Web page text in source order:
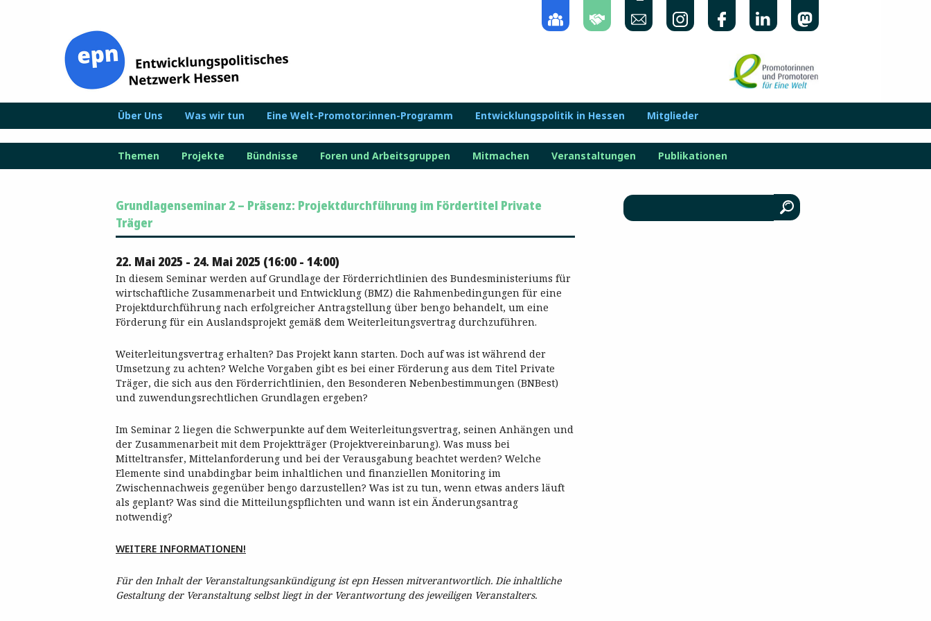
Über Uns Was wir tun Eine Welt-Promotor:innen-Programm Entwicklungspolitik in Hessen Mitglieder
Themen Projekte Bündnisse Foren und Arbeitsgruppen Mitmachen Veranstaltungen Publikationen
Grundlagenseminar 2 – Präsenz: Projektdurchführung im Fördertitel Private
Träger
22. Mai 2025 - 24. Mai 2025 (16:00 - 14:00)
In diesem Seminar werden auf Grundlage der Förderrichtlinien des Bundesministeriums für
wirtschaftliche Zusammenarbeit und Entwicklung (BMZ) die Rahmenbedingungen für eine
Projektdurchführung nach erfolgreicher Antragstellung über bengo behandelt, um eine
Förderung für ein Auslandsprojekt gemäß dem Weiterleitungsvertrag durchzuführen.
Weiterleitungsvertrag erhalten? Das Projekt kann starten. Doch auf was ist während der
Umsetzung zu achten? Welche Vorgaben gibt es bei einer Förderung aus dem Titel Private
Träger, die sich aus den Förderrichtlinien, den Besonderen Nebenbestimmungen (BNBest)
und zuwendungsrechtlichen Grundlagen ergeben?
Im Seminar 2 liegen die Schwerpunkte auf dem Weiterleitungsvertrag, seinen Anhängen und
der Zusammenarbeit mit dem Projektträger (Projektvereinbarung). Was muss bei
Mitteltransfer, Mittelanforderung und bei der Verausgabung beachtet werden? Welche
Elemente sind unabdingbar beim inhaltlichen und finanziellen Monitoring im
Zwischennachweis gegenüber bengo darzustellen? Was ist zu tun, wenn etwas anders läuft
als geplant? Was sind die Mitteilungspflichten und wann ist ein Änderungsantrag
notwendig?
WEITERE INFORMATIONEN!
Für den Inhalt der Veranstaltungsankündigung ist epn Hessen mitverantwortlich. Die inhaltliche
Gestaltung der Veranstaltung selbst liegt in der Verantwortung des jeweiligen Veranstalters.